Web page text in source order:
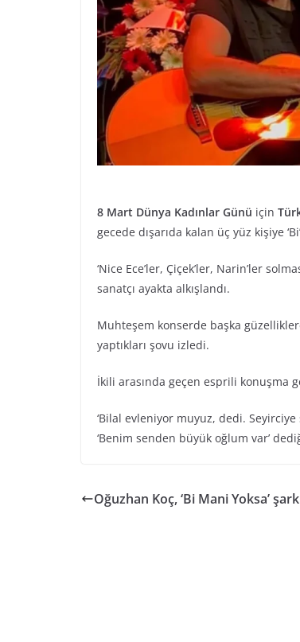
8 Mart Dünya Kadınlar Günü için
gecede dışarıda kalan üç yüz kişiye
‘Nice Ece’ler, Çiçek’ler, Narin’ler
sanatçı ayakta alkışlandı.
Muhteşem konserde başka
yaptıkları şovu izledi.
İkili arasında geçen esprili konuşma
‘Bilal evleniyor muyuz, dedi. Seyirciye
‘Benim senden büyük oğlum var’
Oğuzhan Koç, ‘Bi Mani Yoksa’